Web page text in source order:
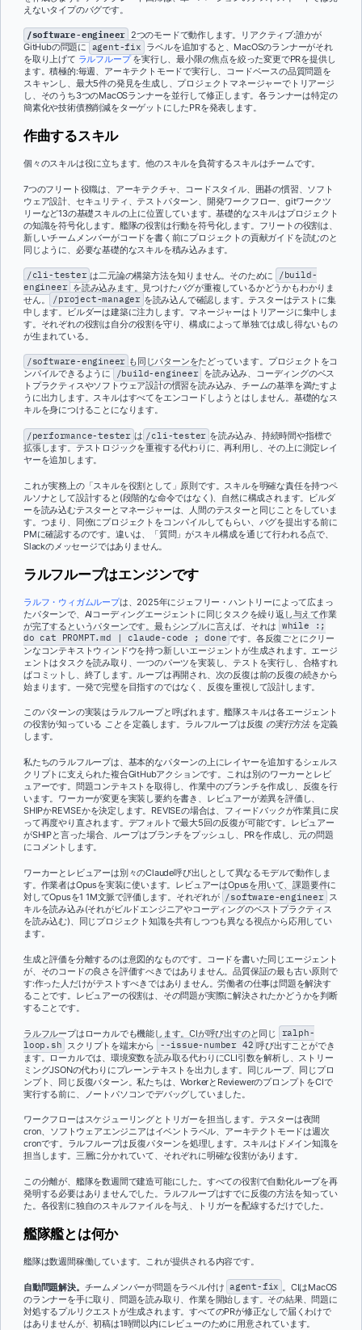
えないタイプのバグです。
/software-engineer 2つのモードで動作します。リアクティブ:誰かが
GitHubの問題に agent-fix ラベルを追加すると、MacOSのランナーがそれ
を取り上げて ラルフループを実行し、最小限の焦点を絞った変更でPRを提供し
ます。積極的:毎週、アーキテクトモードで実行し、コードベースの品質問題を
スキャンし、最大5件の発見を生成し、プロジェクトマネージャーでトリアージ
し、そのうち3つのMacOSランナーを並行して修正します。各ランナーは特定の
簡素化や技術債務削減をターゲットにしたPRを発表します。
作曲するスキル
個々のスキルは役に立ちます。他のスキルを負荷するスキルはチームです。
7つのフリート役職は、アーキテクチャ、コードスタイル、囲碁の慣習、ソフト
ウェア設計、セキュリティ、テストパターン、開発ワークフロー、gitワークツ
リーなど13の基礎スキルの上に位置しています。基礎的なスキルはプロジェクト
の知識を符号化します。艦隊の役割は行動を符号化します。フリートの役割は、
新しいチームメンバーがコードを書く前にプロジェクトの貢献ガイドを読むのと
同じように、必要な基礎的なスキルを積み込みます。
/cli-tester は二元論の構築方法を知りません。そのために
/build-
engineer を読み込みます。見つけたバグが重複しているかどうかもわかりま
せん。
/project-manager を読み込んで確認します。テスターはテストに集
中します。ビルダーは建築に注力します。マネージャーはトリアージに集中しま
す。それぞれの役割は自分の役割を守り、構成によって単独では成し得ないもの
が生まれている。
/software-engineer も同じパターンをたどっています。プロジェクトをコ
ンパイルできるように
/build-engineer を読み込み、コーディングのベス
トプラクティスやソフトウェア設計の慣習を読み込み、チームの基準を満たすよ
うに出力します。スキルはすべてをエンコードしようとはしません。基礎的なス
キルを身につけることになります。
/performance-tester は /cli-tester を読み込み、持続時間や指標で
拡張します。テストロジックを重複する代わりに、再利用し、その上に測定レイ
ヤーを追加します。
これが実務上の「スキルを役割として」原則です。スキルを明確な責任を持つペ
ルソナとして設計すると(段階的な命令ではなく)、自然に構成されます。ビルダ
ーを読み込むテスターとマネージャーは、人間のテスターと同じことをしていま
す。つまり、同僚にプロジェクトをコンパイルしてもらい、バグを提出する前に
PMに確認するのです。違いは、「質問」がスキル構成を通じて行われる点で、
Slackのメッセージではありません。
ラルフループはエンジンです
ラルフ・ウィガムループは、2025年にジェフリー・ハントリーによって広まっ
たパターンで、AIコーディングエージェントに同じタスクを繰り返し与えて作業
が完了するというパターンです。最もシンプルに言えば、それは while :;
do cat PROMPT.md | claude-code ; done です。各反復ごとにクリー
ンなコンテキストウィンドウを持つ新しいエージェントが生成されます。エージ
ェントはタスクを読み取り、一つのパーツを実装し、テストを実行し、合格すれ
ばコミットし、終了します。ループは再開され、次の反復は前の反復の続きから
始まります。一発で完璧を目指すのではなく、反復を重視して設計します。
このパターンの実装はラルフループと呼ばれます。艦隊スキルは各エージェント
の役割が知っている ことを定義します。ラルフループは反復 の実行方法を定義
します。
私たちのラルフループは、基本的なパターンの上にレイヤーを追加するシェルス
クリプトに支えられた複合GitHubアクションです。これは別のワーカーとレビ
ュアーです。問題コンテキストを取得し、作業中のブランチを作成し、反復を行
います。ワーカーが変更を実装し要約を書き、レビュアーが差異を評価し、
SHIPかREVISEかを決定します。REVISEの場合は、フィードバックが作業員に戻
って再度やり直されます。デフォルトで最大5回の反復が可能です。レビュアー
がSHIPと言った場合、ループはブランチをプッシュし、PRを作成し、元の問題
にコメントします。
ワーカーとレビュアーは別々のClaude呼び出しとして異なるモデルで動作しま
す。作業者はOpusを実装に使います。レビュアーはOpusを用いて、課題要件に
対してOpusを1 1M文脈で評価します。それぞれが /software-engineer ス
キルを読み込み(それがビルドエンジニアやコーディングのベストプラクティス
を読み込む)、同じプロジェクト知識を共有しつつも異なる視点から応用してい
ます。
生成と評価を分離するのは意図的なものです。コードを書いた同じエージェント
が、そのコードの良さを評価すべきではありません。品質保証の最も古い原則で
す:作った人だけがテストすべきではありません。労働者の仕事は問題を解決す
ることです。レビュアーの役割は、その問題が実際に解決されたかどうかを判断
することです。
ラルフループはローカルでも機能します。CIが呼び出すのと同じ
ralph-
loop.sh スクリプトを端末から --issue-number 42 呼び出すことができ
ます。ローカルでは、環境変数を読み取る代わりにCLI引数を解析し、ストリー
ミングJSONの代わりにプレーンテキストを出力します。同じループ、同じプロ
ンプト、同じ反復パターン。私たちは、WorkerとReviewerのプロンプトをCIで
実行する前に、ノートパソコンでデバッグしていました。
ワークフローはスケジューリングとトリガーを担当します。テスターは夜間
cron、ソフトウェアエンジニアはイベントラベル、アーキテクトモードは週次
cronです。ラルフループは反復パターンを処理します。スキルはドメイン知識を
担当します。三層に分かれていて、それぞれに明確な役割があります。
この分離が、艦隊を数週間で建造可能にした。すべての役割で自動化ループを再
発明する必要はありませんでした。ラルフループはすでに反復の方法を知ってい
た。各役割に独自のスキルファイルを与え、トリガーを配線するだけでした。
艦隊艦とは何か
艦隊は数週間稼働しています。これが提供される内容です。
自動問題解決。 チームメンバーが問題をラベル付け agent-fix
。CIはMacOS
のランナーを手に取り、問題を読み取り、作業を開始します。その結果、問題に
対処するプルリクエストが生成されます。すべてのPRが修正なしで届くわけで
はありませんが、初稿は1時間以内にレビューのために用意されています。